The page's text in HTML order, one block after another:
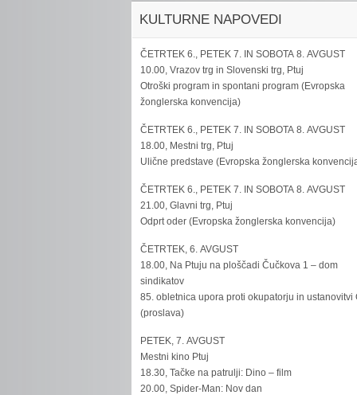
KULTURNE NAPOVEDI
ČETRTEK 6., PETEK 7. IN SOBOTA 8. AVGUST
10.00, Vrazov trg in Slovenski trg, Ptuj
Otroški program in spontani program (Evropska
žonglerska konvencija)
ČETRTEK 6., PETEK 7. IN SOBOTA 8. AVGUST
18.00, Mestni trg, Ptuj
Ulične predstave (Evropska žonglerska
ČETRTEK 6., PETEK 7. IN SOBOTA 8. AVGUST
21.00, Glavni trg, Ptuj
Odprt oder (Evropska žonglerska konvencija)
ČETRTEK, 6. AVGUST
18.00, Na Ptuju na ploščadi Čučkova 1 – dom
sindikatov
85. obletnica upora proti okupatorju in ustanovitvi
(proslava)
PETEK, 7. AVGUST
Mestni kino Ptuj
18.30, Tačke na patrulji: Dino – film
20.00, Spider-Man: Nov dan